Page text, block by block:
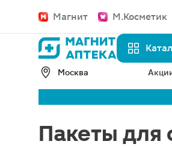
Магнит М.Косметик
Москва
Пакеты для